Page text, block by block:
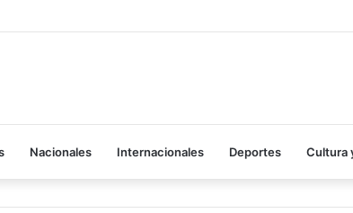
Nacionales Internacionales Deportes Cultura